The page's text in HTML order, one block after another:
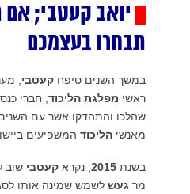
יואב קעטבי; אם
תבחרו בעצמכם
במשך השנים טיפחקעטבי ,
ראשי מפלגת הליכוד , חברי
שהלכו והתהדקו אשר עם
מאנשיהליכוד המשפיעים
בשנת2015 , נקראקעטבי שוב
מר געש לשמש שמינה אותו